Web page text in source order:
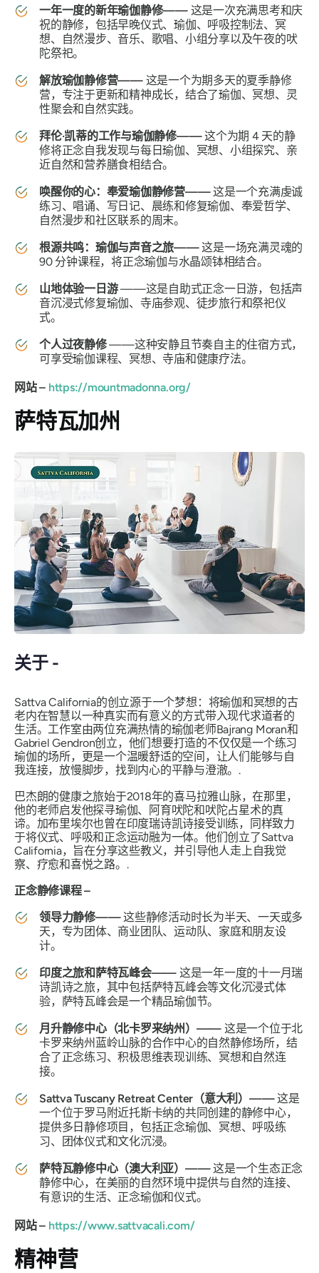
一年一度的新年瑜伽静修—— 这是一次充满思考和庆
祝的静修，包括早晚仪式、瑜伽、呼吸控制法、冥
想、自然漫步、音乐、歌唱、小组分享以及午夜的吠
陀祭祀。
解放瑜伽静修营—— 这是一个为期多天的夏季静修
营，专注于更新和精神成长，结合了瑜伽、冥想、灵
性聚会和自然实践。
拜伦·凯蒂的工作与瑜伽静修——这个为期 4 天的静
修将正念自我发现与每日瑜伽、冥想、小组探究、亲
近自然和营养膳食相结合。
唤醒你的心：奉爱瑜伽静修营——这是一个充满虔诚
练习、唱诵、写日记、晨练和修复瑜伽、奉爱哲学、
自然漫步和社区联系的周末。
根源共鸣：瑜伽与声音之旅——这是一场充满灵魂的
90 分钟课程，将正念瑜伽与水晶颂钵相结合。
山地体验一日游——这是自助式正念一日游，包括声
音沉浸式修复瑜伽、寺庙参观、徒步旅行和祭祀仪
式。
个人过夜静修——这种安静且节奏自主的住宿方式，
可享受瑜伽课程、冥想、寺庙和健康疗法。
网站 – https://mountmadonna.org/
萨特瓦加州
关于 -
Sattva California的创立源于一个梦想：将瑜伽和冥想的古
老内在智慧以一种真实而有意义的方式带入现代求道者的
生活。工作室由两位充满热情的瑜伽老师Bajrang Moran和
Gabriel Gendron创立，他们想要打造的不仅仅是一个练习
瑜伽的场所，更是一个温暖舒适的空间，让人们能够与自
我连接，放慢脚步，找到内心的平静与澄澈。.
巴杰朗的健康之旅始于2018年的喜马拉雅山脉，在那里，
他的老师启发他探寻瑜伽、阿育吠陀和吠陀占星术的真
谛。加布里埃尔也曾在印度瑞诗凯诗接受训练，同样致力
于将仪式、呼吸和正念运动融为一体。他们创立了Sattva
California，旨在分享这些教义，并引导他人走上自我觉
察、疗愈和喜悦之路。.
正念静修课程 –
领导力静修——这些静修活动时长为半天、一天或多
天，专为团体、商业团队、运动队、家庭和朋友设
计。
印度之旅和萨特瓦峰会—— 这是一年一度的十一月瑞
诗凯诗之旅，其中包括萨特瓦峰会等文化沉浸式体
验，萨特瓦峰会是一个精品瑜伽节。
月升静修中心（北卡罗来纳州）—— 这是一个位于北
卡罗来纳州蓝岭山脉的合作中心的自然静修场所，结
合了正念练习、积极思维表现训练、冥想和自然连
接。
Sattva Tuscany Retreat Center（意大利）——这是
一个位于罗马附近托斯卡纳的共同创建的静修中心，
提供多日静修项目，包括正念瑜伽、冥想、呼吸练
习、团体仪式和文化沉浸。
萨特瓦静修中心（澳大利亚）——这是一个生态正念
静修中心，在美丽的自然环境中提供与自然的连接、
有意识的生活、正念瑜伽和仪式。
网站 – https://www.sattvacali.com/
精神营